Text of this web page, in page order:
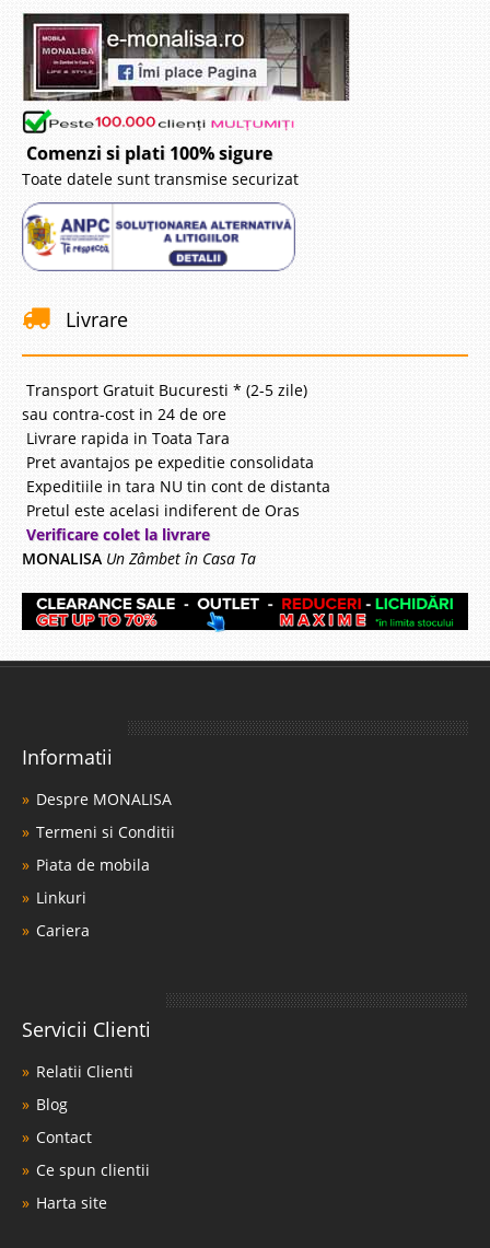
Comenzi si plati 100% sigure
Toate datele sunt transmise securizat
Livrare
Transport Gratuit Bucuresti * (2-5 zile)
sau contra-cost in 24 de ore
Livrare rapida in Toata Tara
Pret avantajos pe expeditie consolidata
Expeditiile in tara NU tin cont de distanta
Pretul este acelasi indiferent de Oras
Verificare colet la livrare
MONALISA Un Zâmbet în Casa Ta
Informatii
Despre MONALISA
Termeni si Conditii
Piata de mobila
Linkuri
Cariera
Servicii Clienti
Relatii Clienti
Blog
Contact
Ce spun clientii
Harta site